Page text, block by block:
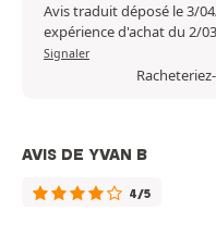
Avis traduit déposé le 3/
expérience d'achat du 2/
Signaler
AVIS DE YVAN B
4/5